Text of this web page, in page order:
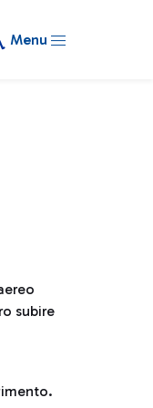
Menu
subire